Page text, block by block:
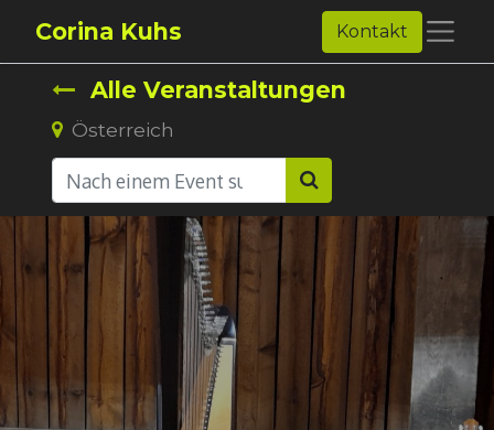
Corina Kuhs Kontakt
Alle Veranstaltungen
Österreich